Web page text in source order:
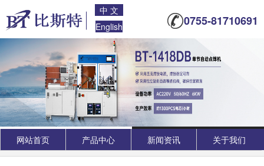
中 文
English
0755-81710691
网站首页 产品中心 新闻资讯 关于我们